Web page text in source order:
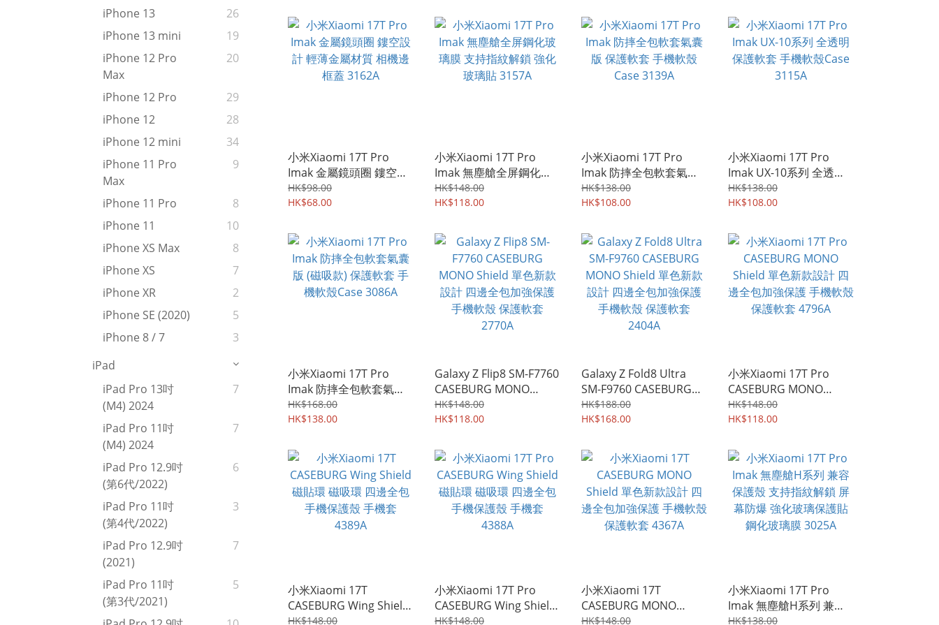
iPhone 13
26
iPhone 13 mini
19
iPhone 12 Pro
Max
20
iPhone 12 Pro
29
iPhone 12
28
iPhone 12 mini
34
iPhone 11 Pro
Max
9
iPhone 11 Pro
8
iPhone 11
10
iPhone XS Max
8
iPhone XS
7
iPhone XR
2
iPhone SE (2020)
5
iPhone 8 / 7
3
iPad
iPad Pro 13吋
(M4) 2024
7
iPad Pro 11吋
(M4) 2024
7
iPad Pro 12.9吋
(第6代/2022)
6
iPad Pro 11吋
(第4代/2022)
3
iPad Pro 12.9吋
(2021)
7
iPad Pro 11吋
(第3代/2021)
5
小米Xiaomi 17T Pro
Imak 金屬鏡頭圈 鏤空設
計 輕薄金屬材質 相機邊
框蓋 3162A
HK$98.00
HK$68.00
小米Xiaomi 17T Pro
Imak 無塵艙全屏鋼化玻
璃膜 支持指紋解鎖 強化
玻璃貼 3157A
HK$148.00
HK$118.00
小米Xiaomi 17T Pro
Imak 防摔全包軟套氣囊
版 保護軟套 手機軟殼
Case 3139A
HK$138.00
HK$108.00
小米Xiaomi 17T Pro
Imak UX-10系列 全透明
保護軟套 手機軟殼Case
3115A
HK$138.00
HK$108.00
小米Xiaomi 17T Pro
Imak 防摔全包軟套氣囊
版 (磁吸款) 保護軟套 手
機軟殼Case 3086A
HK$168.00
HK$138.00
Galaxy Z Flip8 SM-F7760
CASEBURG MONO
Shield 單色新款設計 四
邊全包加強保護 手機軟殼
HK$148.00
HK$118.00
Galaxy Z Fold8 Ultra
SM-F9760 CASEBURG
MONO Shield 單色新款
設計 四邊全包加強保護
2404A
HK$188.00
HK$168.00
小米Xiaomi 17T Pro
CASEBURG MONO
Shield 單色新款設計 四
邊全包加強保護 手機軟殼
HK$148.00
HK$118.00
小米Xiaomi 17T
CASEBURG Wing Shield
磁貼環 磁吸環 四邊全包
HK$148.00
小米Xiaomi 17T Pro
CASEBURG Wing Shield
磁貼環 磁吸環 四邊全包
HK$148.00
小米Xiaomi 17T
CASEBURG MONO
Shield 單色新款設計 四
HK$148.00
小米Xiaomi 17T Pro
Imak 無塵艙H系列 兼容
保護殼 支持指紋解鎖 屏
HK$138.00